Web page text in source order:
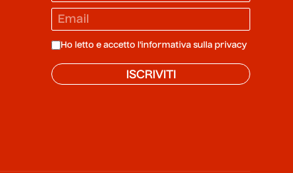
Ho letto e accetto l'informativa sulla privacy
ISCRIVITI